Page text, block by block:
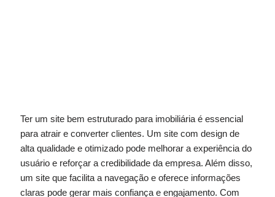
Ter um site bem estruturado para imobiliária é essencial
para atrair e converter clientes. Um site com design de
alta qualidade e otimizado pode melhorar a experiência do
usuário e reforçar a credibilidade da empresa. Além disso,
um site que facilita a navegação e oferece informações
claras pode gerar mais confiança e engajamento. Com